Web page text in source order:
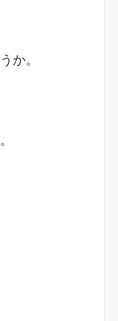
か。